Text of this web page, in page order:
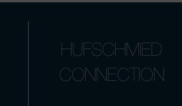
HUFSCHMIED
CONNECTION